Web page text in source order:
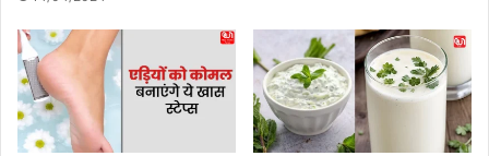
ना
एं
ये
5
न
ई
मे
का
अ
नो
खा
अ
नु